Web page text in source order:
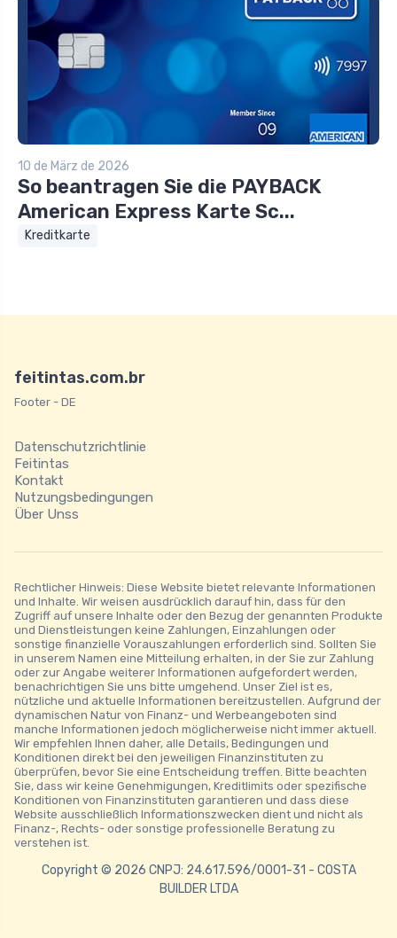
10 de März de 2026
So beantragen Sie die PAYBACK
American Express Karte Sc...
Kreditkarte
feitintas.com.br
Footer - DE
Datenschutzrichtlinie
Feitintas
Kontakt
Nutzungsbedingungen
Über Unss
Rechtlicher Hinweis: Diese Website bietet relevante Informationen
und Inhalte. Wir weisen ausdrücklich darauf hin, dass für den
Zugriff auf unsere Inhalte oder den Bezug der genannten Produkte
und Dienstleistungen keine Zahlungen, Einzahlungen oder
sonstige finanzielle Vorauszahlungen erforderlich sind. Sollten Sie
in unserem Namen eine Mitteilung erhalten, in der Sie zur Zahlung
oder zur Angabe weiterer Informationen aufgefordert werden,
benachrichtigen Sie uns bitte umgehend. Unser Ziel ist es,
nützliche und aktuelle Informationen bereitzustellen. Aufgrund der
dynamischen Natur von Finanz- und Werbeangeboten sind
manche Informationen jedoch möglicherweise nicht immer aktuell.
Wir empfehlen Ihnen daher, alle Details, Bedingungen und
Konditionen direkt bei den jeweiligen Finanzinstituten zu
überprüfen, bevor Sie eine Entscheidung treffen. Bitte beachten
Sie, dass wir keine Genehmigungen, Kreditlimits oder spezifische
Konditionen von Finanzinstituten garantieren und dass diese
Website ausschließlich Informationszwecken dient und nicht als
Finanz-, Rechts- oder sonstige professionelle Beratung zu
verstehen ist.
Copyright © 2026 CNPJ: 24.617.596/0001-31 - COSTA
BUILDER LTDA